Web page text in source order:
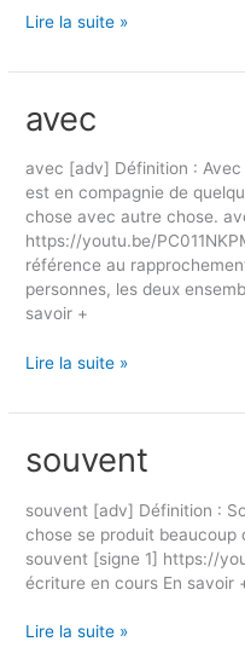
Lire la suite »
avec
avec [adv] Définition : Avec
est en compagnie de
chose avec autre chose.
https://youtu.be/
référence au
personnes, les deux
savoir +
avec
Lire la suite »
souvent
souvent [adv] Définition :
chose se produit beaucoup
souvent [signe 1] https://
écriture en cours En savoir
souvent
Lire la suite »